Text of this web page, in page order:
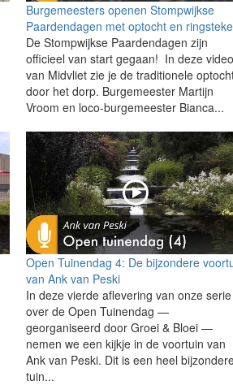
Burgemeesters openen Stompwijkse
Paardendagen met optocht en
De Stompwijkse Paardendagen zijn
officieel van start gegaan! In deze video
van Midvliet zie je de traditionele
door het dorp. Burgemeester Martijn
Vroom en loco-burgemeester Bianca...
Open Tuinendag 4: De bijzondere
van Ank van Peski
In deze vierde aflevering van onze serie
over de Open Tuinendag —
georganiseerd door Groei & Bloei —
nemen we een kijkje in de voortuin van
Ank van Peski. Dit is een heel
tuin...